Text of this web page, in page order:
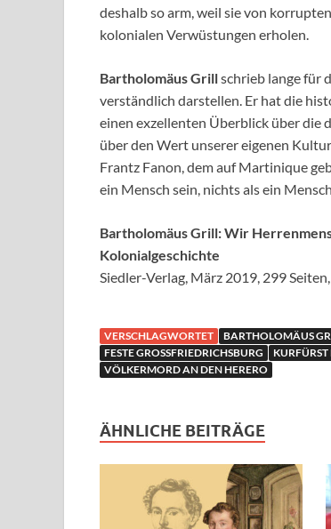
deshalb so arm, weil sie von
kolonialen Verwüstungen erholen.
Bartholomäus Grillschrieb lange für
verständlich darstellen. Er hat die
einen exzellenten Überblick über die
über den Wert unserer eigenen
Frantz Fanon, dem auf Martinique
ein Mensch sein, nichts als ein
Bartholomäus Grill: Wir
Kolonialgeschichte
Siedler-Verlag, März 2019, 299
VERSCHLAGWORTET BARTHOLOMÄUS
FESTE GROSSFRIEDRICHSBURG
VÖLKERMORD AN DEN HERERO
ÄHNLICHE BEITRÄGE